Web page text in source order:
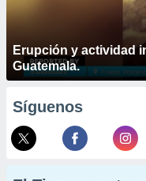
Erupción y actividad
Guatemala.
Síguenos